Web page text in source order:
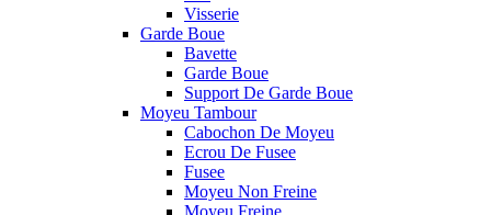
Visserie
Garde Boue
Bavette
Garde Boue
Support De Garde Boue
Moyeu Tambour
Cabochon De Moyeu
Ecrou De Fusee
Fusee
Moyeu Non Freine
Moyeu Freine